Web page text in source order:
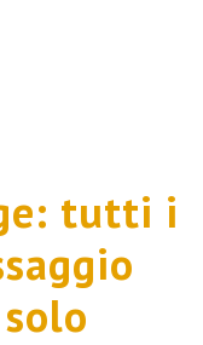
tutti i